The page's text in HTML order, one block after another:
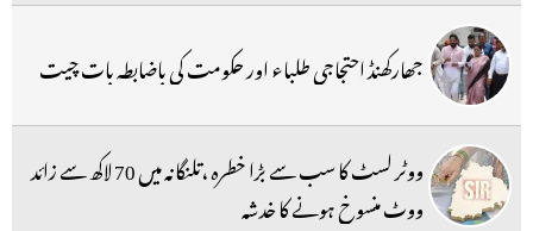
جھارکھنڈ احتجاجی طلباء اور حکومت کی باضابطہ بات چیت
ووٹر لسٹ کا سب سے بڑا خطرہ ،تلنگانہ میں 70 لاکھ سے زائد
ووٹ منسوخ ہونے کا خدشہ